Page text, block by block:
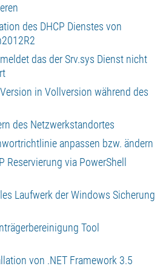
des DHCP Dienstes von
das der Srv.sys Dienst nicht
in Vollversion während des
des Netzwerkstandortes
anpassen bzw. ändern
Reservierung via PowerShell
Laufwerk der Windows Sicherung
Tool
von .NET Framework 3.5